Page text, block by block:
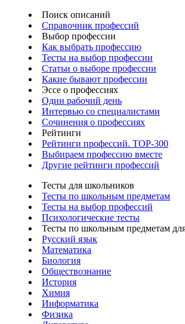
Поиск описаний
Справочник профессий
Выбор профессии
Как выбрать профессию
Тесты на выбор профессии
Статьи о выборе профессии
Какие бывают профессии
Эссе о профессиях
Один рабочий день
Интервью со специалистами
Сочинения о профессиях
Рейтинги
Рейтинги профессий. TOP-300
Выбираем профессию вместе
Другие рейтинги профессий
Тесты для школьников
Тесты по школьным предметам
Тесты на выбор профессий
Психологические тесты
Тесты по школьным предметам
Русский язык
Математика
Биология
Обществознание
История
Химия
Информатика
Физика